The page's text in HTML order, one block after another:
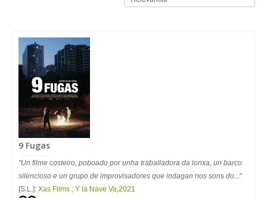
9 Fugas
"Un filme costeiro, poboado por unha traballadora da lonxa, un barco
silencioso e un grupo de improvisadores que indagan nos sons do..."
[S.L.]: Xas Films ; Y la Nave Va,2021